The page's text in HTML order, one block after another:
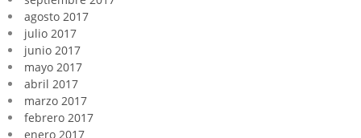
agosto 2017
julio 2017
junio 2017
mayo 2017
abril 2017
marzo 2017
febrero 2017
enero 2017